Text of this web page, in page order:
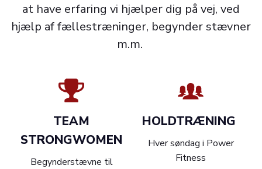
at have erfaring vi hjælper dig på vej, ved
hjælp af fællestræninger, begynder stævner
m.m.
TEAM
STRONGWOMEN
Begynderstævne til
HOLDTRÆNING
Hver søndag i Power
Fitness